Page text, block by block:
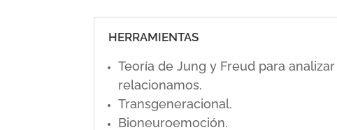
HERRAMIENTAS
Teoría de Jung y Freud para
relacionamos.
Transgeneracional.
Bioneuroemoción.